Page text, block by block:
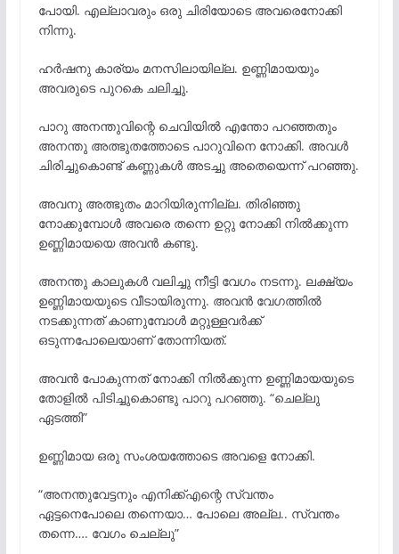
പോയി. എല്ലാവരും ഒരു ചിരിയോടെ അവരെനോക്കി
നിന്നു.
ഹർഷനു കാര്യം മനസിലായില്ല. ഉണ്ണിമായയും
അവരുടെ പുറകെ ചലിച്ചു.
പാറു അനന്തുവിന്റെ ചെവിയിൽ എന്തോ പറഞ്ഞതും
അനന്തു അത്ഭുതത്തോടെ പാറുവിനെ നോക്കി. അവൾ
ചിരിച്ചുകൊണ്ട് കണ്ണുകൾ അടച്ചു അതെയെന്ന് പറഞ്ഞു.
അവനു അത്ഭുതം മാറിയിരുന്നില്ല. തിരിഞ്ഞു
നോക്കുമ്പോൾ അവരെ തന്നെ ഉറ്റു നോക്കി നിൽക്കുന്ന
ഉണ്ണിമായയെ അവൻ കണ്ടു.
അനന്തു കാലുകൾ വലിച്ചു നീട്ടി വേഗം നടന്നു. ലക്ഷ്യം
ഉണ്ണിമായയുടെ വീടായിരുന്നു. അവൻ വേഗത്തിൽ
നടക്കുന്നത് കാണുമ്പോൾ മറ്റുള്ളവർക്ക്
ഒടുന്നപോലെയാണ് തോന്നിയത്.
അവൻ പോകുന്നത് നോക്കി നിൽക്കുന്ന ഉണ്ണിമായയുടെ
തോളിൽ പിടിച്ചുകൊണ്ടു പാറു പറഞ്ഞു. “ചെല്ലു
ഏടത്തി”
ഉണ്ണിമായ ഒരു സംശയത്തോടെ അവളെ നോക്കി.
“അനന്തുവേട്ടനും എനിക്ക്എന്റെ സ്വന്തം
ഏട്ടനെപോലെ തന്നെയാ… പോലെ അല്ല.. സ്വന്തം
തന്നെ…. വേഗം ചെല്ലു”